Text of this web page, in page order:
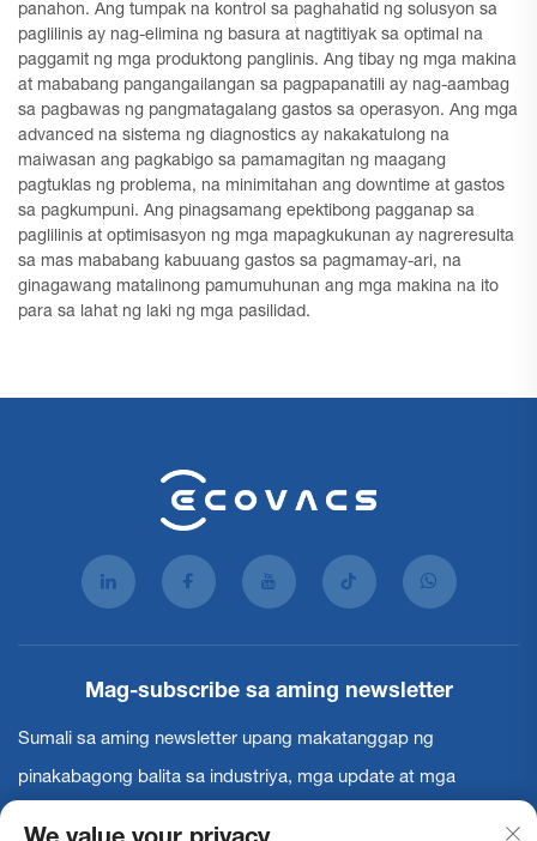
panahon. Ang tumpak na kontrol sa paghahatid ng solusyon sa
paglilinis ay nag-elimina ng basura at nagtitiyak sa optimal na
paggamit ng mga produktong panglinis. Ang tibay ng mga makina
at mababang pangangailangan sa pagpapanatili ay nag-aambag
sa pagbawas ng pangmatagalang gastos sa operasyon. Ang mga
advanced na sistema ng diagnostics ay nakakatulong na
maiwasan ang pagkabigo sa pamamagitan ng maagang
pagtuklas ng problema, na minimitahan ang downtime at gastos
sa pagkumpuni. Ang pinagsamang epektibong pagganap sa
paglilinis at optimisasyon ng mga mapagkukunan ay nagreresulta
sa mas mababang kabuuang gastos sa pagmamay-ari, na
ginagawang matalinong pamumuhunan ang mga makina na ito
para sa lahat ng laki ng mga pasilidad.
Mag-subscribe sa aming newsletter
Sumali sa aming newsletter upang makatanggap ng
pinakabagong balita sa industriya, mga update at mga